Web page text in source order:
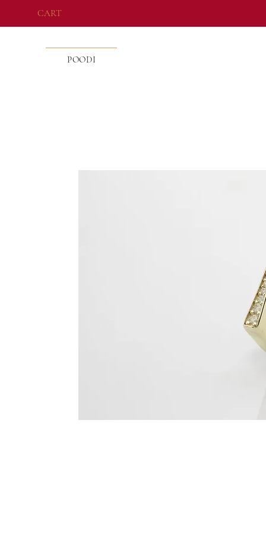
CART
POODI